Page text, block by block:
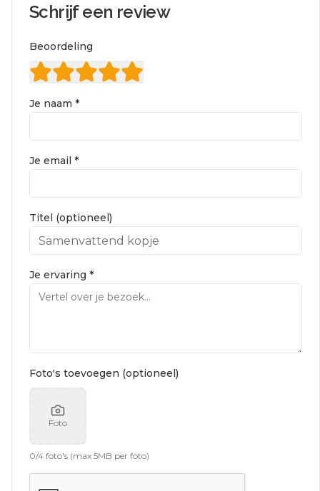
Schrijf een review
Beoordeling
Je naam *
Je email *
Titel (optioneel)
Je ervaring *
Foto's toevoegen (optioneel)
Foto
0/4 foto's (max 5MB per foto)